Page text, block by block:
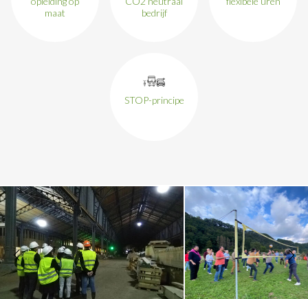
maat
bedrijf
STOP-principe